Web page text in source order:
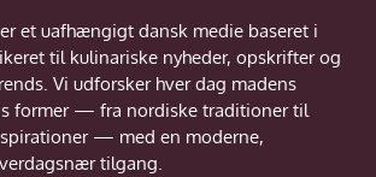
et uafhængigt dansk medie baseret i
til kulinariske nyheder, opskrifter og
Vi udforsker hver dag madens
former — fra nordiske traditioner til
— med en moderne,
tilgang.